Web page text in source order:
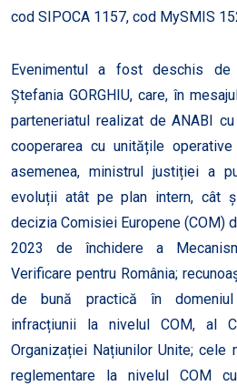
cod SIPOCA 1157, cod MySMIS
Evenimentul a fost deschis
Ștefania GORGHIU, care, în
parteneriatul realizat de ANABI
cooperarea cu unitățile
asemenea, ministrul justiției a
evoluții atât pe plan intern, cât
decizia Comisiei Europene (COM)
2023 de închidere a
Verificare pentru România;
de bună practică în domeniul
infracțiunii la nivelul COM, al
Organizației Națiunilor Unite; cele
reglementare la nivelul COM